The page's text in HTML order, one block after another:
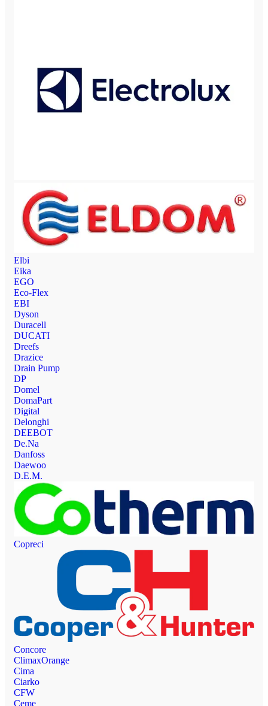
Elbi
Eika
EGO
Eco-Flex
EBI
Dyson
Duracell
DUCATI
Dreefs
Drazice
Drain Pump
DP
Domel
DomaPart
Digital
Delonghi
DEEBOT
De.Na
Danfoss
Daewoo
D.E.M.
Copreci
Concore
ClimaxOrange
Cima
Ciarko
CFW
Ceme